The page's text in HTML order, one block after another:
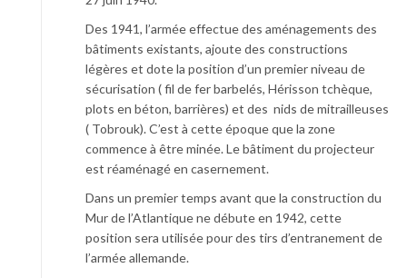
Des 1941, l’armée effectue des aménagements des
bâtiments existants, ajoute des constructions
légères et dote la position d’un premier niveau de
sécurisation ( fil de fer barbelés, Hérisson tchèque,
plots en béton, barrières) et des nids de mitrailleuses
( Tobrouk). C’est à cette époque que la zone
commence à être minée. Le bâtiment du projecteur
est réaménagé en casernement.
Dans un premier temps avant que la construction du
Mur de l’Atlantique ne débute en 1942, cette
position sera utilisée pour des tirs d’entranement de
l’armée allemande.